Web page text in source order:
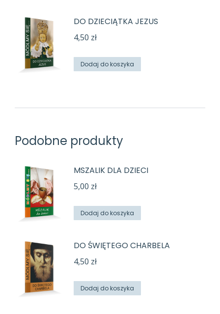
DO DZIECIĄTKA JEZUS
4,50 zł
Dodaj do koszyka
Podobne produkty
MSZALIK DLA DZIECI
5,00 zł
Dodaj do koszyka
DO ŚWIĘTEGO CHARBELA
4,50 zł
Dodaj do koszyka